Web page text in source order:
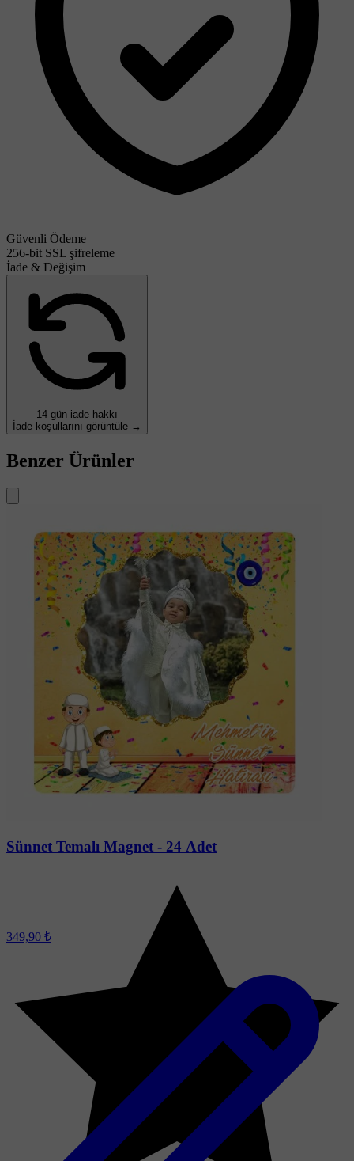
Güvenli Ödeme
256-bit SSL şifreleme
İade & Değişim
14 gün iade hakkı
İade koşullarını görüntüle →
Benzer Ürünler
Sünnet Temalı Magnet - 24 Adet
349,90 ₺